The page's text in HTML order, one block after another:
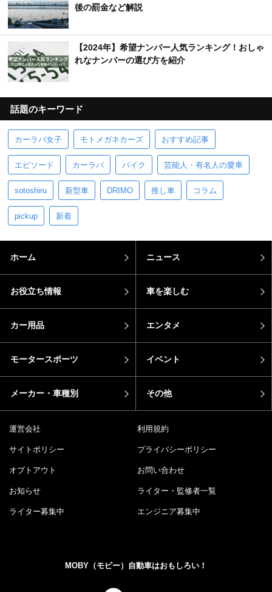
後の罰金など解説
【2024年】希望ナンバー人気ランキング！おしゃ
れなナンバーの選び方を紹介
話題のキーワード
カーラバ女子 モトメガネカーズ おすすめ記事
エピソード カーラバ バイク 芸能人・有名人の愛車
sotoshiru 新型車 DRIMO 推し車 コラム
pickup 新着
ホーム ニュース
お役立ち情報 車を楽しむ
カー用品 エンタメ
モータースポーツ イベント
メーカー・車種別 その他
運営会社 利用規約
サイトポリシー プライバシーポリシー
オプトアウト お問い合わせ
お知らせ ライター・監修者一覧
ライター募集中 エンジニア募集中
MOBY（モビー）自動車はおもしろい！